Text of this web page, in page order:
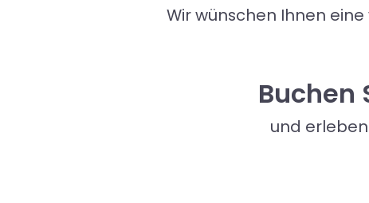
Wir wünschen Ihnen
Buchen
und